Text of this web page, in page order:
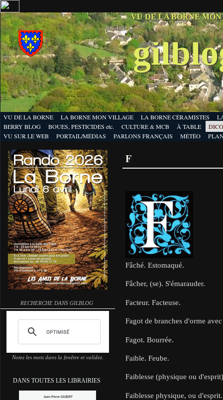
VU DE LA BORNE
VU DE LA BORNE LA BORNE MON VILLAGE LA BORNE CÉRAMISTES
BERRY BLOG
BOUES, PESTICIDES etc. CULTURE & MCB À TABLE
VU SUR LE WEB
PORTAIL/MÉDIAS PARLONS FRANÇAIS MÉTÉO
RECHERCHE DANS GILBLOG
Notez les mots dans la fenêtre et validez.
DANS TOUTES LES LIBRAIRIES
F
Fâché. Estomaqué.
Fâcher, (se). S'émarauder.
Facteur. Facteuse.
Fagot de branches d'orme
Fagot. Bourrée.
Faible. Feube.
Faiblesse (physique ou
Faiblesse physique, ou